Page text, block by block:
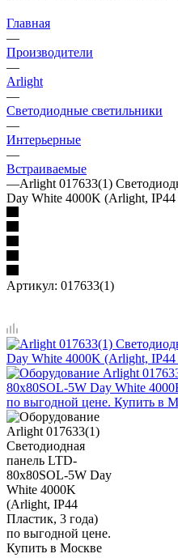
Главная
—
Производители
—
Arlight
—
Светодиодные светильники
—
Интерьерные
—
Встраиваемые
—Arlight 017633(1)
Day White 4000K (Arlight, IP44
Артикул: 017633(1)